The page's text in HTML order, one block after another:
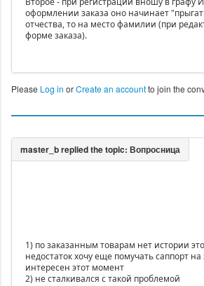
оформлении заказа оно начинает
отчества, то на место фамилии (при
форме заказа).
Please Log in orCreate an accountto join the
1) по заказанным товарам нет истории
недостаток хочу еще помучать саппорт на
интересен этот момент
2) не сталкивался с такой проблемой